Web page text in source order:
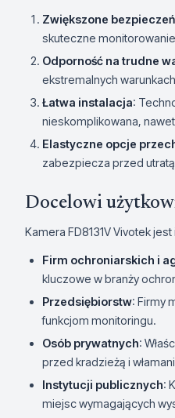
Zwiększone
skuteczne
Odporność na trudne
ekstremalnych
Łatwa instalacja:
nieskomplikowana,
Elastyczne opcje
zabezpiecza przed
Docelowi
Kamera FD8131V Vivotek
Firm ochroniarskich i
kluczowe w branży
Przedsiębiorstw: Firmy
funkcjom monitoringu.
Osób prywatnych:
przed kradzieżą i
Instytucji publicznych:
miejsc wymagających